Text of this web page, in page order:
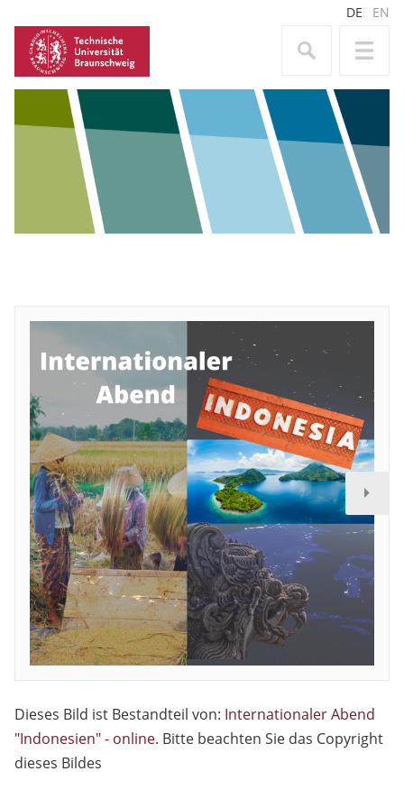
DE EN
Dieses Bild ist Bestandteil von: Internationaler Abend
"Indonesien" - online. Bitte beachten Sie das Copyright
dieses Bildes